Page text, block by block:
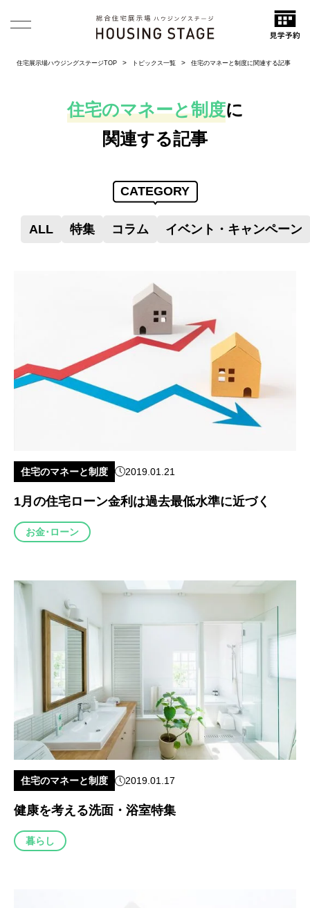
住宅展示場ハウジングステージTOP トピックス一覧 住宅のマネーと制度に関連する記事
住宅のマネーと制度に
関連する記事
CATEGORY
ALL 特集 コラム イベント・キャンペーン
住宅のマネーと制度 2019.01.21
1月の住宅ローン金利は過去最低水準に近づく
お金･ローン
住宅のマネーと制度 2019.01.17
健康を考える洗面・浴室特集
暮らし